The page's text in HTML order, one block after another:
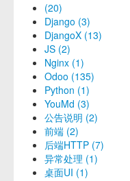
(20)
Django (3)
DjangoX (13)
JS (2)
Nginx (1)
Odoo (135)
Python (1)
YouMd (3)
公告说明 (2)
前端 (2)
后端HTTP (7)
异常处理 (1)
桌面UI (1)